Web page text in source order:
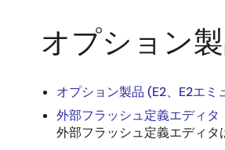
オプション
オプション製品 (E2、E2エ
外部フラッシュ定義エディタ
外部フラッシュ定義エディタ